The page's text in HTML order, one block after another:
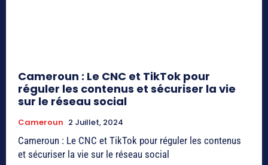
Cameroun : Le CNC et TikTok pour
réguler les contenus et sécuriser la vie
sur le réseau social
Cameroun 2 Juillet, 2024
Cameroun : Le CNC et TikTok pour réguler les contenus
et sécuriser la vie sur le réseau social